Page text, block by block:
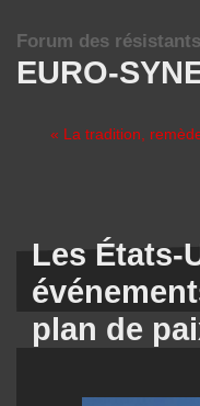
EURO-
Forum des
« La tradition,
Les États-
plan de